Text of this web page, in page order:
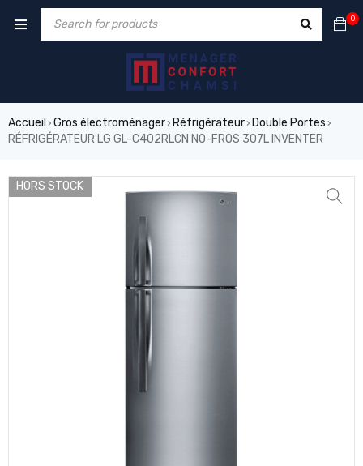
0
Accueil › Gros électroménager› Réfrigérateur› Double Portes ›
RÉFRIGÉRATEUR LG GL-C402RLCN NO-FROS 307L INVENTER
HORS STOCK